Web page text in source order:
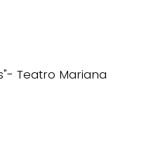
Teatro Mariana